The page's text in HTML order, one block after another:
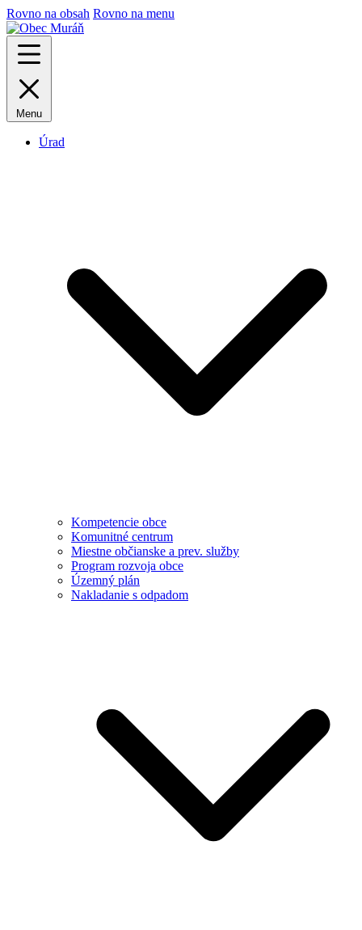
Rovno na obsah Rovno na menu
Menu
Úrad
Kompetencie obce
Komunitné centrum
Miestne občianske a prev. služby
Program rozvoja obce
Územný plán
Nakladanie s odpadom